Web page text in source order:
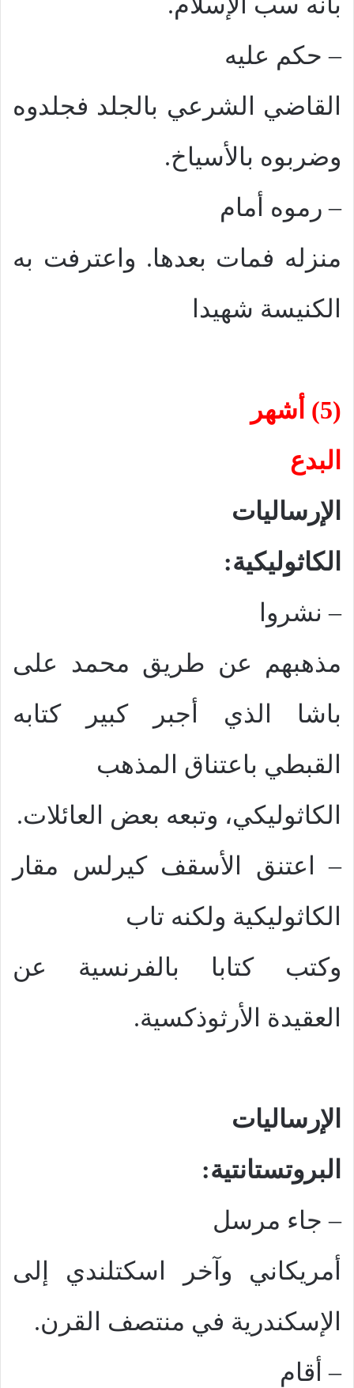
–حكم عليه
القاضي الشرعي بالجلد فجلدوه
وضربوه بالأسياخ.
–رموه أمام
منزله فمات بعدها. واعترفت به
الكنيسة شهيدا
(5) أشهر
البدع
الإرساليات
الكاثوليكية:
–نشروا
مذهبهم عن طريق محمد على
باشا الذي أجبر كبير كتابه
القبطي باعتناق المذهب
الكاثوليكي، وتبعه بعض العائلات.
–اعتنق الأسقف كيرلس مقار
الكاثوليكية ولكنه تاب
وكتب كتابا بالفرنسية عن
العقيدة الأرثوذكسية.
الإرساليات
البروتستانتية:
–جاء مرسل
أمريكاني وآخر اسكتلندي إلى
الإسكندرية في منتصف القرن.
–أقام